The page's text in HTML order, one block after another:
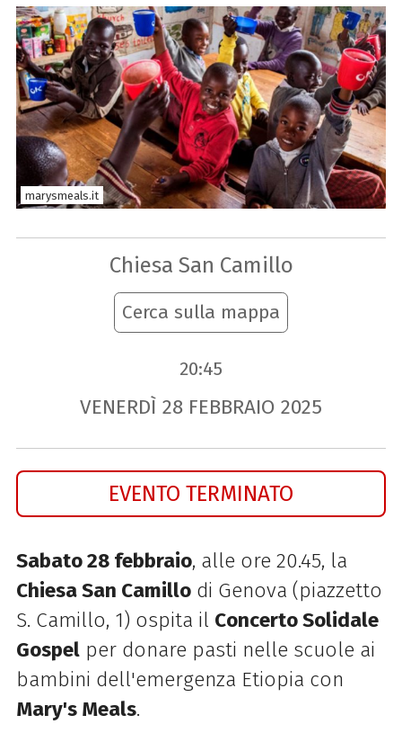
marysmeals.it
Chiesa San Camillo
Cerca sulla mappa
20:45
VENERDÌ 28 FEBBRAIO 2025
EVENTO TERMINATO
Sabato 28 febbraio, alle ore 20.45, la
Chiesa San Camillodi Genova (piazzetto
S. Camillo, 1) ospita il Concerto Solidale
Gospelper donare pasti nelle scuole ai
bambini dell'emergenza Etiopia con
Mary's Meals.